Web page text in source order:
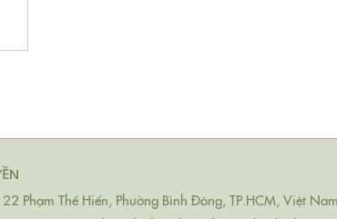
Phạm Thế Hiển, Phường Bình Đông, TP.HCM, Việt